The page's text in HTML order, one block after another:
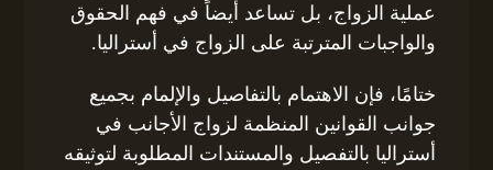
عملية الزواج، بل تساعد أيضاً في فهم الحقوق
والواجبات المترتبة على الزواج في أستراليا.
ختامًا، فإن الاهتمام بالتفاصيل والإلمام بجميع
جوانب القوانين المنظمة لزواج الأجانب في
أستراليا بالتفصيل والمستندات المطلوبة لتوثيقه